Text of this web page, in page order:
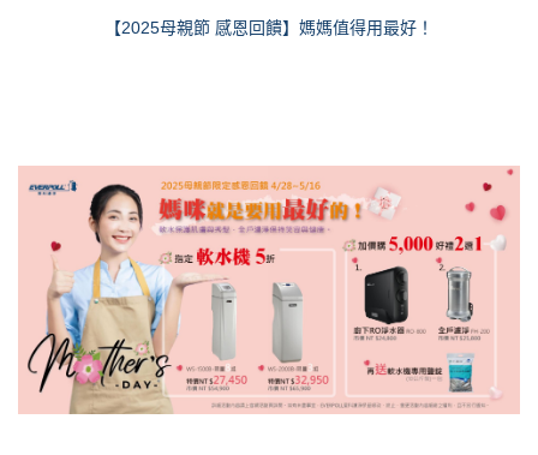
【2025母親節 感恩回饋】媽媽值得用最好！